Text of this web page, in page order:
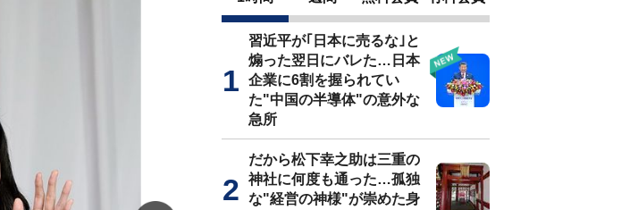
習近平が｢日本に売るな｣と
煽った翌日にバレた…日本
企業に6割を握られてい
た"中国の半導体"の意外な
急所
だから松下幸之助は三重の
神社に何度も通った…孤独
な"経営の神様"が崇めた身